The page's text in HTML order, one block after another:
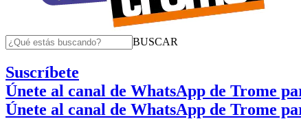
BUSCAR
Suscríbete
Únete al canal de WhatsApp de Trome
Únete al canal de WhatsApp de Trome